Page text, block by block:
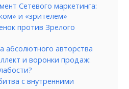
Сетевого маркетинга:
и «зрителем»
против Зрелого
абсолютного авторства
и воронки продаж:
с внутренними